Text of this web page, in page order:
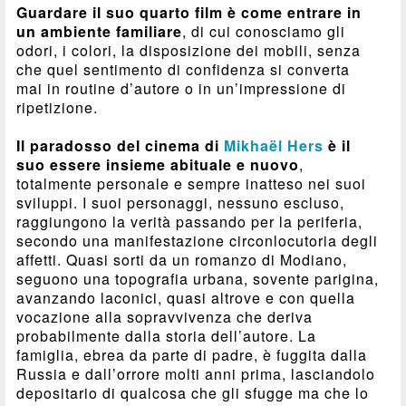
Guardare il suo quarto film è come entrare in
un ambiente familiare, di cui conosciamo gli
odori, i colori, la disposizione dei mobili, senza
che quel sentimento di confidenza si converta
mai in routine d’autore o in un’impressione di
ripetizione.
Il paradosso del cinema di Mikhaël Hers è il
suo essere insieme abituale e nuovo,
totalmente personale e sempre inatteso nei suoi
sviluppi. I suoi personaggi, nessuno escluso,
raggiungono la verità passando per la periferia,
secondo una manifestazione circonlocutoria degli
affetti. Quasi sorti da un romanzo di Modiano,
seguono una topografia urbana, sovente parigina,
avanzando laconici, quasi altrove e con quella
vocazione alla sopravvivenza che deriva
probabilmente dalla storia dell’autore. La
famiglia, ebrea da parte di padre, è fuggita dalla
Russia e dall’orrore molti anni prima, lasciandolo
depositario di qualcosa che gli sfugge ma che lo